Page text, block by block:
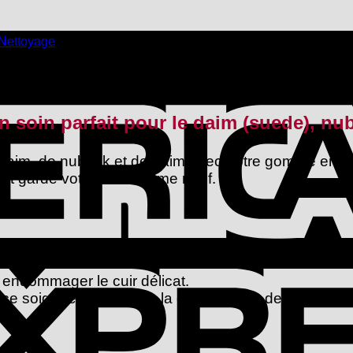
Nettoyage
soin parfait pour le daim (suede),
de nubuck et de daim avec notre gomme en
garde votre cuir comme neuf.
le cuir délicat.
soignée et prolonge la durée de vie de vos